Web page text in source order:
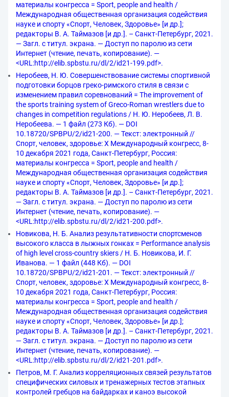
материалы конгресса = Sport, people and health /
Международная общественная организация содействия
науке и спорту «Спорт, Человек, Здоровье» [и др.];
редакторы В. А. Таймазов [и др.]. – Санкт-Петербург, 2021.
— Загл. с титул. экрана. — Доступ по паролю из сети
Интернет (чтение, печать, копирование). —
<URL:http://elib.spbstu.ru/dl/2/id21-199.pdf>.
Неробеев, Н. Ю. Совершенствование системы спортивной
подготовки борцов греко-римского стиля в связи с
изменением правил соревнований = The improvement of
the sports training system of Greco-Roman wrestlers due to
changes in competition regulations / Н. Ю. Неробеев, Л. В.
Неробеева. — 1 файл (273 Кб). — DOI
10.18720/SPBPU/2/id21-200. — Текст: электронный //
Спорт, человек, здоровье: X Международный конгресс, 8-
10 декабря 2021 года, Санкт-Петербург, Россия:
материалы конгресса = Sport, people and health /
Международная общественная организация содействия
науке и спорту «Спорт, Человек, Здоровье» [и др.];
редакторы В. А. Таймазов [и др.]. – Санкт-Петербург, 2021.
— Загл. с титул. экрана. — Доступ по паролю из сети
Интернет (чтение, печать, копирование). —
<URL:http://elib.spbstu.ru/dl/2/id21-200.pdf>.
Новикова, Н. Б. Анализ результативности спортсменов
высокого класса в лыжных гонках = Performance analysis
of high level cross-country skiers / Н. Б. Новикова, И. Г.
Иванова. — 1 файл (448 Кб). — DOI
10.18720/SPBPU/2/id21-201. — Текст: электронный //
Спорт, человек, здоровье: X Международный конгресс, 8-
10 декабря 2021 года, Санкт-Петербург, Россия:
материалы конгресса = Sport, people and health /
Международная общественная организация содействия
науке и спорту «Спорт, Человек, Здоровье» [и др.];
редакторы В. А. Таймазов [и др.]. – Санкт-Петербург, 2021.
— Загл. с титул. экрана. — Доступ по паролю из сети
Интернет (чтение, печать, копирование). —
<URL:http://elib.spbstu.ru/dl/2/id21-201.pdf>.
Петров, М. Г. Анализ корреляционных связей результатов
специфических силовых и тренажерных тестов этапных
контролей гребцов на байдарках и каноэ высокой